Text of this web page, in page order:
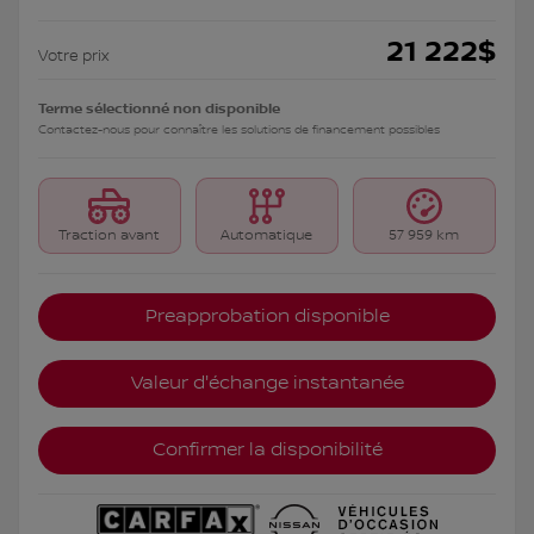
Votre prix 21 222$
Terme sélectionné non disponible
Contactez-nous pour connaître les solutions de financement possibles
Traction avant Automatique 57 959 km
Preapprobation disponible
Valeur d'échange instantanée
Confirmer la disponibilité